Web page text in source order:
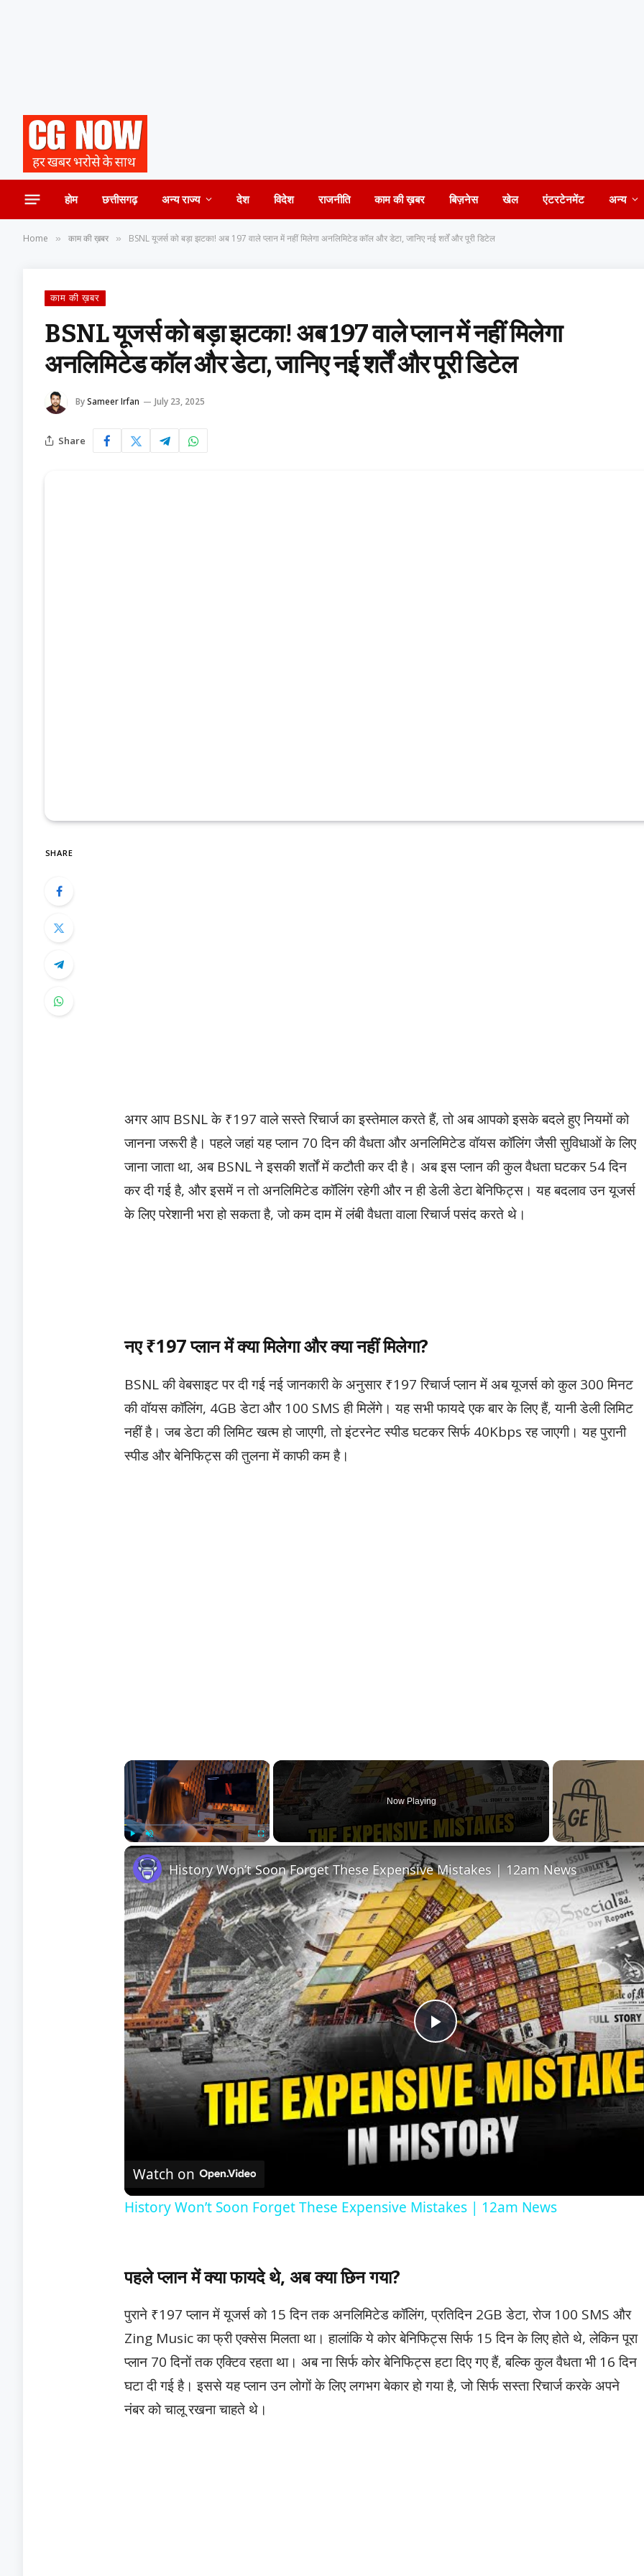
होम छत्तीसगढ़ अन्य राज्य देश विदेश राजनीति काम की ख़बर बिज़नेस खेल एंटरटेनमेंट अन्य
Home » काम की ख़बर » BSNL यूजर्स को बड़ा झटका! अब 197 वाले प्लान में नहीं मिलेगा अनलिमिटेड कॉल और डेटा, जानिए नई शर्तें और पूरी डिटेल
काम की ख़बर
BSNL यूजर्स को बड़ा झटका! अब 197 वाले प्लान में नहीं मिलेगा
अनलिमिटेड कॉल और डेटा, जानिए नई शर्तें और पूरी डिटेल
BySameer Irfan July 23, 2025
Share
SHARE
अगर आप BSNL के ₹197 वाले सस्ते रिचार्ज का इस्तेमाल करते हैं, तो अब आपको इसके बदले हुए नियमों को
जानना जरूरी है। पहले जहां यह प्लान 70 दिन की वैधता और अनलिमिटेड वॉयस कॉलिंग जैसी सुविधाओं के लिए
जाना जाता था, अब BSNL ने इसकी शर्तों में कटौती कर दी है। अब इस प्लान की कुल वैधता घटकर 54 दिन
कर दी गई है, और इसमें न तो अनलिमिटेड कॉलिंग रहेगी और न ही डेली डेटा बेनिफिट्स। यह बदलाव उन यूजर्स
के लिए परेशानी भरा हो सकता है, जो कम दाम में लंबी वैधता वाला रिचार्ज पसंद करते थे।
नए ₹197 प्लान में क्या मिलेगा और क्या नहीं मिलेगा?
BSNL की वेबसाइट पर दी गई नई जानकारी के अनुसार ₹197 रिचार्ज प्लान में अब यूजर्स को कुल 300 मिनट
की वॉयस कॉलिंग, 4GB डेटा और 100 SMS ही मिलेंगे। यह सभी फायदे एक बार के लिए हैं, यानी डेली लिमिट
नहीं है। जब डेटा की लिमिट खत्म हो जाएगी, तो इंटरनेट स्पीड घटकर सिर्फ 40Kbps रह जाएगी। यह पुरानी
स्पीड और बेनिफिट्स की तुलना में काफी कम है।
×
Play Unmute Fullscreen
Now Playing
Play
Video
History Won’t Soon Forget These Expensive Mistakes | 12am News
Watch on
History Won’t Soon Forget These Expensive Mistakes | 12am News
पहले प्लान में क्या फायदे थे, अब क्या छिन गया?
पुराने ₹197 प्लान में यूजर्स को 15 दिन तक अनलिमिटेड कॉलिंग, प्रतिदिन 2GB डेटा, रोज 100 SMS और
Zing Music का फ्री एक्सेस मिलता था। हालांकि ये कोर बेनिफिट्स सिर्फ 15 दिन के लिए होते थे, लेकिन पूरा
प्लान 70 दिनों तक एक्टिव रहता था। अब ना सिर्फ कोर बेनिफिट्स हटा दिए गए हैं, बल्कि कुल वैधता भी 16 दिन
घटा दी गई है। इससे यह प्लान उन लोगों के लिए लगभग बेकार हो गया है, जो सिर्फ सस्ता रिचार्ज करके अपने
नंबर को चालू रखना चाहते थे।